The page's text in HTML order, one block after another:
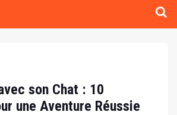
son Chat : 10
une Aventure Réussie